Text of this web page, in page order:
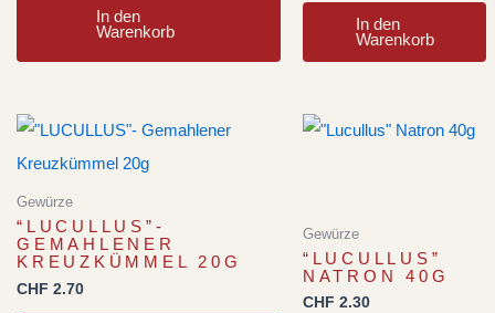
In den
Warenkorb
In den
Warenkorb
Gewürze
“LUCULLUS”-
GEMAHLENER
KREUZKÜMMEL 20G
CHF 2.70
Gewürze
“LUCULLUS”
NATRON 40G
CHF 2.30